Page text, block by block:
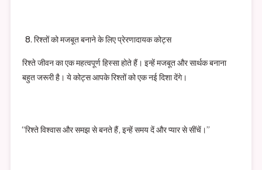
रिश्तों को मजबूत बनाने के लिए प्रेरणादायक कोट्स
रिश्ते जीवन का एक महत्वपूर्ण हिस्सा होते हैं। इन्हें मजबूत और सार्थक बनाना
बहुत जरूरी है। ये कोट्स आपके रिश्तों को एक नई दिशा देंगे।
“रिश्ते विश्वास और समझ से बनते हैं, इन्हें समय दें और प्यार से सींचें।”